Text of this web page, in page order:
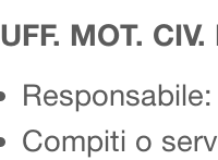
UFF. MOT.
Compiti o